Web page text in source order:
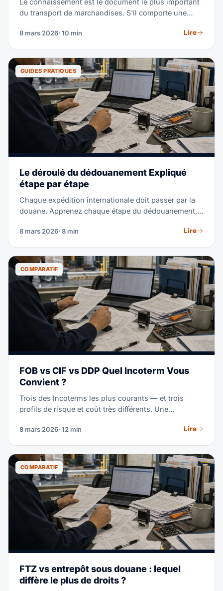
Le connaissement est le document le plus important
du transport de marchandises. S'il comporte une
la douane et ne sera pas libérée. Voici comment le
8 mars 2026· 10 min Lire
GUIDES PRATIQUES
Le déroulé du dédouanement Expliqué
étape par étape
Chaque expédition internationale doit passer par la
douane. Apprenez chaque étape du dédouanement,
transformerez des semaines de retard coûteux en
8 mars 2026· 8 min Lire
COMPARATIF
FOB vs CIF vs DDP Quel Incoterm Vous
Convient ?
Trois des Incoterms les plus courants — et trois
profils de risque et coût très différents. Une
bon pour chaque expédition.
8 mars 2026· 12 min Lire
COMPARATIF
FTZ vs entrepôt sous douane : lequel
diffère le plus de droits ?